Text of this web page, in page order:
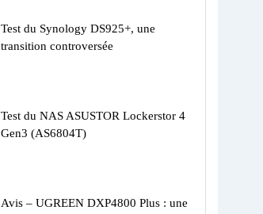
Test du Synology DS925+, une
transition controversée
Test du NAS ASUSTOR Lockerstor 4
Gen3 (AS6804T)
Avis – UGREEN DXP4800 Plus : une